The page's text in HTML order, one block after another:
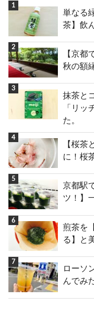
単なる
茶】飲
【京
秋の額
抹茶と
「リ
た。
【桜
に！桜
京都駅
ツ！】
煎茶を
る】と
ローソ
んでみ